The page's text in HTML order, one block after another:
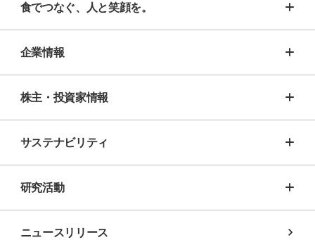
食でつなぐ、人と笑顔を。
企業情報
株主・投資家情報
サステナビリティ
研究活動
ニュースリリース